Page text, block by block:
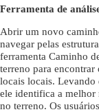
Ferramenta de
Abrir um novo
navegar pelas
ferramenta Caminho
terreno para
locais locais. Levando
ele identifica a melhor
no terreno. Os